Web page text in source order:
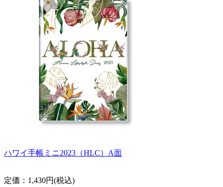
ハワイ手帳ミニ2023（HLC）A面
定価：1,430円(税込)